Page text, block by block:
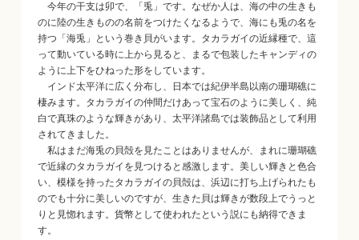
今年の干支は卯で、「兎」です。なぜか人は、海の中の生きも
のに陸の生きものの名前をつけたくなるようで、海にも兎の名を
持つ「海兎」という巻き貝がいます。タカラガイの近縁種で、這
って動いている時に上から見ると、まるで包装したキャンディの
ように上下をひねった形をしています。
インド太平洋に広く分布し、日本では紀伊半島以南の珊瑚礁に
棲みます。タカラガイの仲間だけあって宝石のように美しく、純
白で真珠のような輝きがあり、太平洋諸島では装飾品として利用
されてきました。
私はまだ海兎の貝殻を見たことはありませんが、まれに珊瑚礁
で近縁のタカラガイを見つけると感激します。美しい輝きと色合
い、模様を持ったタカラガイの貝殻は、浜辺に打ち上げられたも
のでも十分に美しいのですが、生きた貝は輝きが数段上でうっと
りと見惚れます。貨幣として使われたという説にも納得できま
す。